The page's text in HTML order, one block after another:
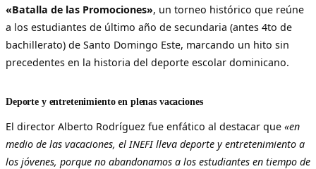
«Batalla de las Promociones», un torneo histórico que reúne
a los estudiantes de último año de secundaria (antes 4to de
bachillerato) de Santo Domingo Este, marcando un hito sin
precedentes en la historia del deporte escolar dominicano.
Deporte y entretenimiento en plenas vacaciones
El director Alberto Rodríguez fue enfático al destacar que «en
medio de las vacaciones, el INEFI lleva deporte y entretenimiento a
los jóvenes, porque no abandonamos a los estudiantes en tiempo de